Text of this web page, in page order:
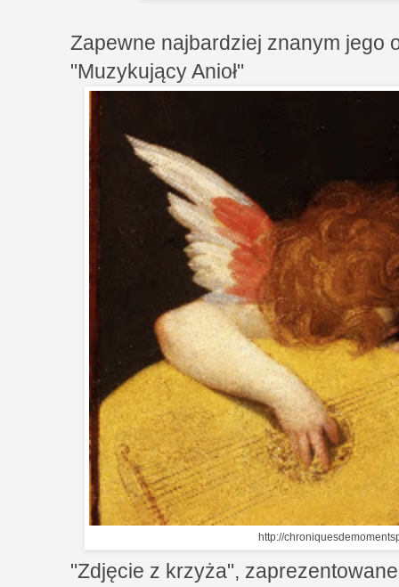
Zapewne najbardziej znanym jego
"Muzykujący Anioł"
http://
"Zdjęcie z krzyża",